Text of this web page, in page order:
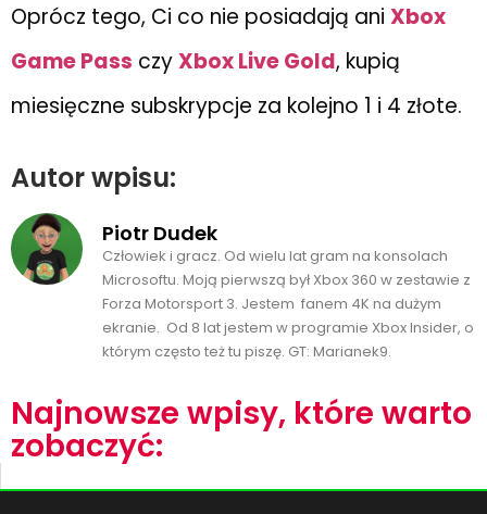
Oprócz tego, Ci co nie posiadają ani Xbox
Game Pass czyXbox Live Gold, kupią
miesięczne subskrypcje za kolejno 1 i 4 złote.
Autor wpisu:
Piotr Dudek
Człowiek i gracz. Od wielu lat gram na konsolach
Microsoftu. Moją pierwszą był Xbox 360 w zestawie z
Forza Motorsport 3. Jestem fanem 4K na dużym
ekranie. Od 8 lat jestem w programie Xbox Insider, o
którym często też tu piszę. GT: Marianek9.
Najnowsze wpisy, które warto
zobaczyć: